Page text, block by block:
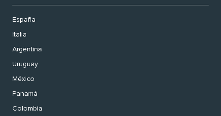
España
Italia
Argentina
Uruguay
México
Panamá
Colombia